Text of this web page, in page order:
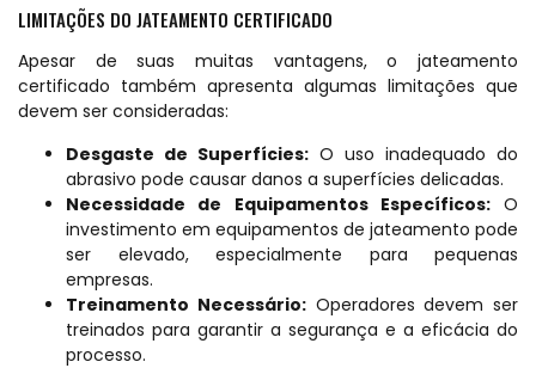
LIMITAÇÕES DO JATEAMENTO CERTIFICADO
Apesar de suas muitas vantagens, o jateamento
certificado também apresenta algumas limitações que
devem ser consideradas:
Desgaste de Superfícies: O uso inadequado do
abrasivo pode causar danos a superfícies delicadas.
Necessidade de Equipamentos Específicos:O
investimento em equipamentos de jateamento pode
ser elevado, especialmente para pequenas
empresas.
Treinamento Necessário:Operadores devem ser
treinados para garantir a segurança e a eficácia do
processo.